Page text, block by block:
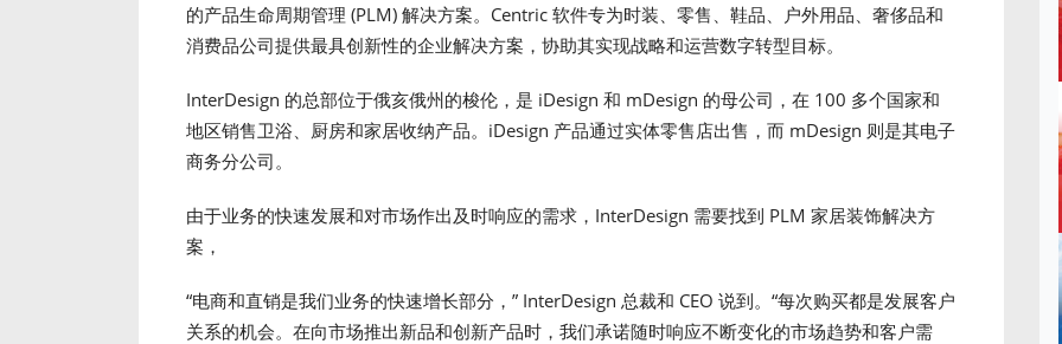
的产品生命周期管理 (PLM) 解决方案。Centric 软件专为时装、零售、鞋品、户外用品、奢侈品和
消费品公司提供最具创新性的企业解决方案，协助其实现战略和运营数字转型目标。
InterDesign 的总部位于俄亥俄州的梭伦，是 iDesign 和 mDesign 的母公司，在 100 多个国家和
地区销售卫浴、厨房和家居收纳产品。iDesign 产品通过实体零售店出售，而 mDesign 则是其电子
商务分公司。
由于业务的快速发展和对市场作出及时响应的需求，InterDesign 需要找到 PLM 家居装饰解决方
案，
“电商和直销是我们业务的快速增长部分，” InterDesign 总裁和 CEO 说到。“每次购买都是发展客户
关系的机会。在向市场推出新品和创新产品时，我们承诺随时响应不断变化的市场趋势和客户需